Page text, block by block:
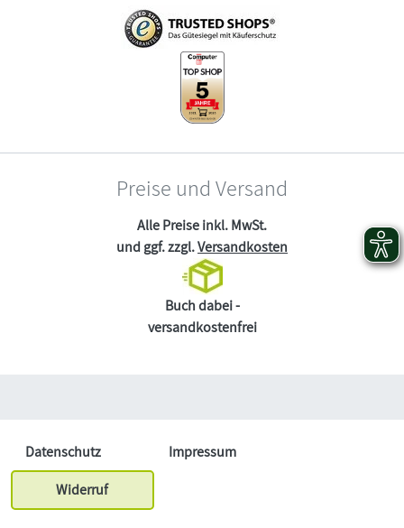
Preise und Versand
Alle Preise inkl. MwSt.
und ggf. zzgl.Versandkosten
Buch dabei -
versandkostenfrei
Datenschutz
Impressum
Widerruf